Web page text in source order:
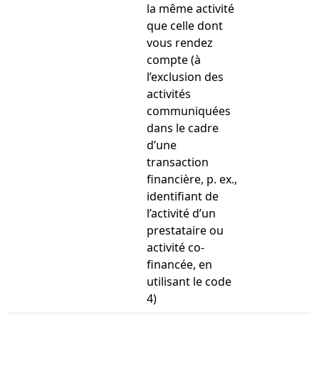
la même activité
que celle dont
vous rendez
compte (à
l’exclusion des
activités
communiquées
dans le cadre
d’une
transaction
financière, p. ex.,
identifiant de
l’activité d’un
prestataire ou
activité co-
financée, en
utilisant le code
4)